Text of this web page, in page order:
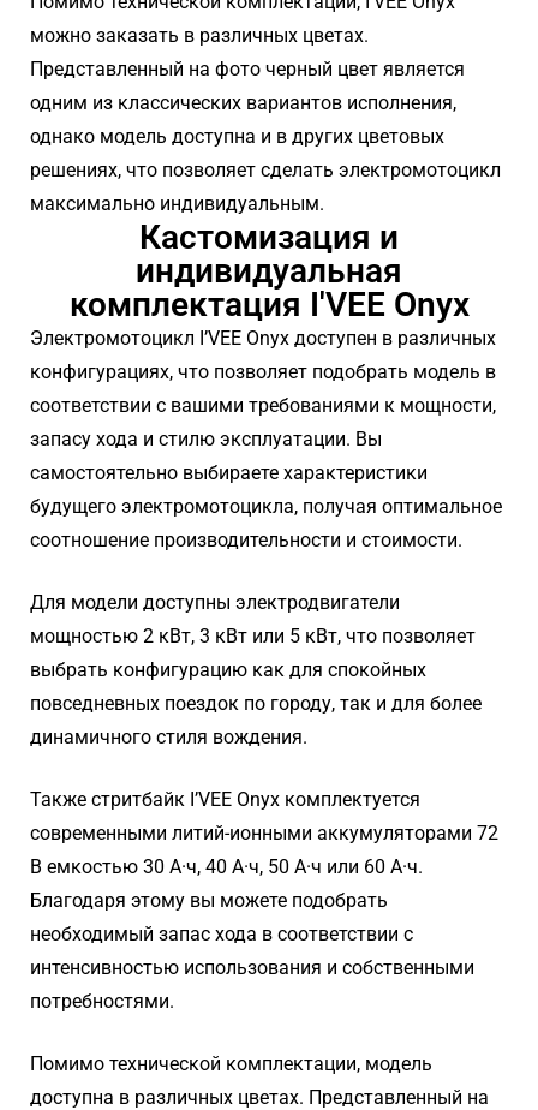
можно заказать в различных цветах.
Представленный на фото черный цвет является
одним из классических вариантов исполнения,
однако модель доступна и в других цветовых
решениях, что позволяет сделать электромотоцикл
максимально индивидуальным.
Кастомизация и
индивидуальная
комплектация I'VEE Onyx
Электромотоцикл I’VEE Onyx доступен в различных
конфигурациях, что позволяет подобрать модель в
соответствии с вашими требованиями к мощности,
запасу хода и стилю эксплуатации. Вы
самостоятельно выбираете характеристики
будущего электромотоцикла, получая оптимальное
соотношение производительности и стоимости.
Для модели доступны электродвигатели
мощностью 2 кВт, 3 кВт или 5 кВт, что позволяет
выбрать конфигурацию как для спокойных
повседневных поездок по городу, так и для более
динамичного стиля вождения.
Также стритбайк I’VEE Onyx комплектуется
современными литий-ионными аккумуляторами 72
В емкостью 30 А·ч, 40 А·ч, 50 А·ч или 60 А·ч.
Благодаря этому вы можете подобрать
необходимый запас хода в соответствии с
интенсивностью использования и собственными
потребностями.
Помимо технической комплектации, модель
доступна в различных цветах. Представленный на